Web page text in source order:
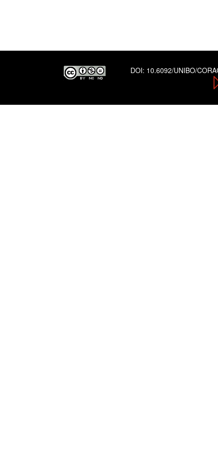
DOI: 10.6092/UNIBO/